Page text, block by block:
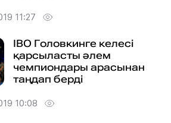
11:27
IBO Головкинге келесі
қарсыласты әлем
чемпиондары арасынан
таңдап берді
10:08